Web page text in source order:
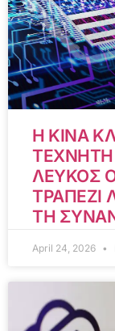
Η ΚΙΝΑ
ΛΕΥΚΟΣ
ΤΡΑΠΕΖΙ
ΤΗ
April 24, 2026